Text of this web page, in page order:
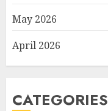
May 2026
April 2026
CATEGORIES